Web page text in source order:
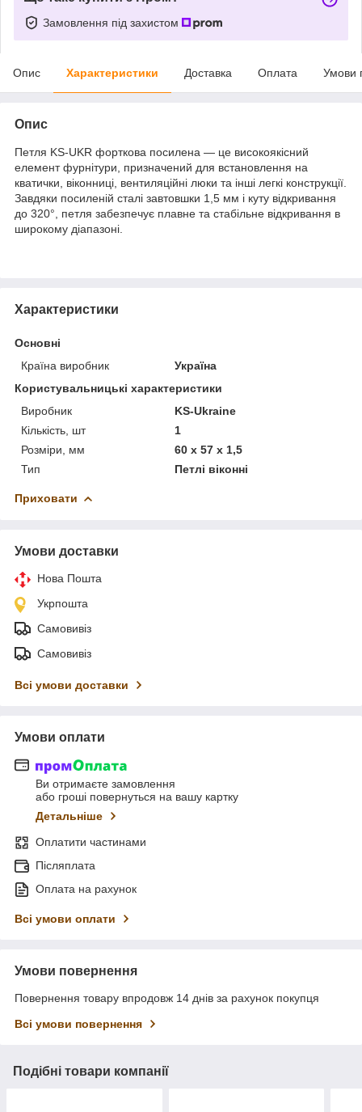
Замовлення під захистом
Опис Характеристики Доставка Оплата Умови
Опис
Петля KS-UKR форткова посилена — це високоякісний
елемент фурнітури, призначений для встановлення на
кватички, віконниці, вентиляційні люки та інші легкі конструкції.
Завдяки посиленій сталі завтовшки 1,5 мм і куту відкривання
до 320°, петля забезпечує плавне та стабільне відкривання в
широкому діапазоні.
Характеристики
Основні
Країна виробник
Україна
Користувальницькі характеристики
Виробник
KS-Ukraine
Кількість, шт
1
Розміри, мм
60 х 57 х 1,5
Тип
Петлі віконні
Приховати
Умови доставки
Нова Пошта
Укрпошта
Самовивіз
Самовивіз
Всі умови доставки
Умови оплати
Ви отримаєте замовлення
або гроші повернуться на вашу картку
Детальніше
Оплатити частинами
Післяплата
Оплата на рахунок
Всі умови оплати
Умови повернення
Повернення товару впродовж 14 днів за рахунок покупця
Всі умови повернення
Подібні товари компанії